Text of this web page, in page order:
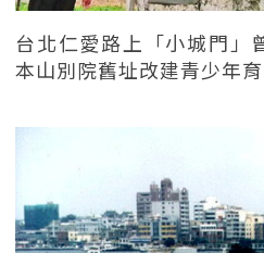
台北仁愛路上「小城門」
本山別院舊址改建青少年